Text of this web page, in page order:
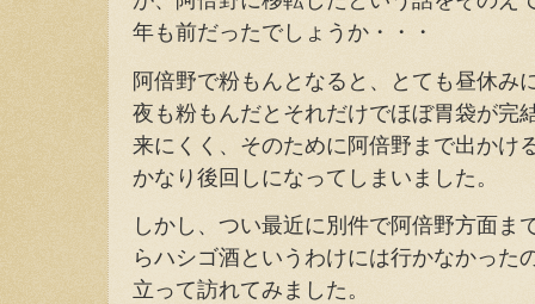
年も前だったでしょうか・・・
阿倍野で粉もんとなると、とても昼休み
夜も粉もんだとそれだけでほぼ胃袋が完
来にくく、そのために阿倍野まで出かけ
かなり後回しになってしまいました。
しかし、つい最近に別件で阿倍野方面ま
らハシゴ酒というわけには行かなかった
立って訪れてみました。